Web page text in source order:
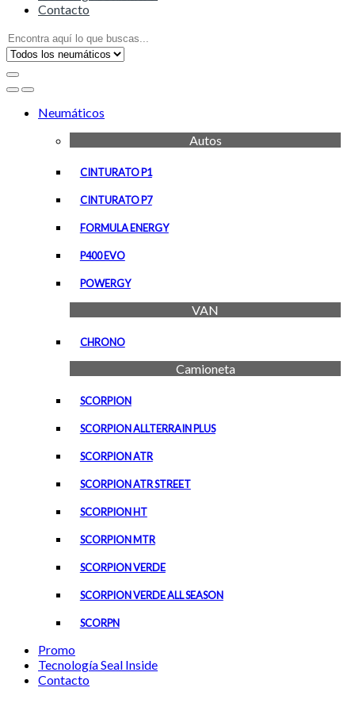
Contacto
Search
for:
OpenClose
Neumáticos
Autos
CINTURATO P1
CINTURATO P7
FORMULA ENERGY
P400 EVO
POWERGY
VAN
CHRONO
Camioneta
SCORPION
SCORPION ALLTERRAIN PLUS
SCORPION ATR
SCORPION ATR STREET
SCORPION HT
SCORPION MTR
SCORPION VERDE
SCORPION VERDE ALL SEASON
SCORPN
Promo
Tecnología Seal Inside
Contacto